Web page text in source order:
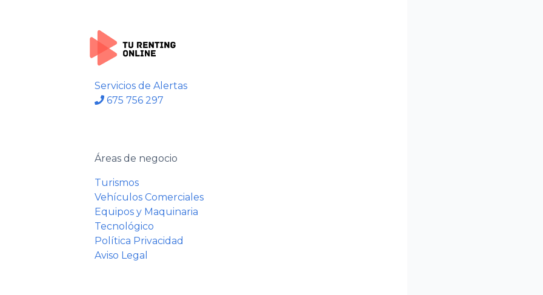
Servicios de Alertas
675 756 297
Áreas de negocio
Turismos
Vehículos Comerciales
Equipos y Maquinaria
Tecnológico
Política Privacidad
Aviso Legal